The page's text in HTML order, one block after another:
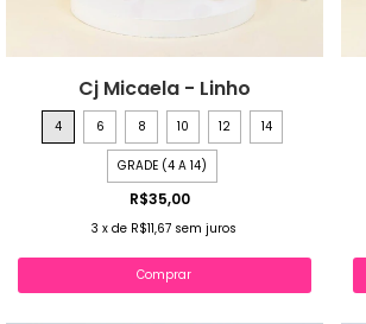
Cj Micaela - Linho
4 6 8 10 12 14
GRADE (4 A 14)
R$35,00
3 xde R$11,67 sem juros
Comprar